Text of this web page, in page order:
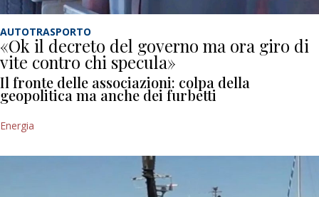
AUTOTRASPORTO
«Ok il decreto del governo ma ora giro di
vite contro chi specula»
Il fronte delle associazioni: colpa della
geopolitica ma anche dei furbetti
Energia